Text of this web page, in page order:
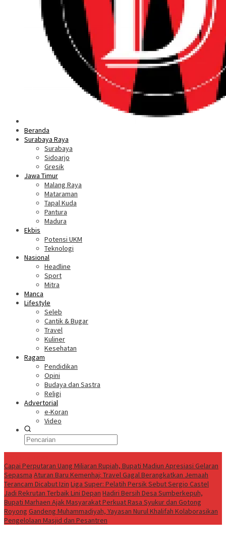
Beranda
Surabaya Raya
Surabaya
Sidoarjo
Gresik
Jawa Timur
Malang Raya
Mataraman
Tapal Kuda
Pantura
Madura
Ekbis
Potensi UKM
Teknologi
Nasional
Headline
Sport
Mitra
Manca
Lifestyle
Seleb
Cantik & Bugar
Travel
Kuliner
Kesehatan
Ragam
Pendidikan
Opini
Budaya dan Sastra
Religi
Advertorial
e-Koran
Video
Capai Perputaran Uang Miliaran Rupiah, Bupati Madiun Apresiasi Gelaran
Sepasma Aturan Baru Kemenhaj: Travel Gagal Berangkatkan Jemaah
Terancam Dicabut Izin Liga Super: Pelatih Persik Sebut Sergio Castel
Jadi Rekrutan Terbaik Lini Depan Hadiri Bersih Desa Sumberkepuh,
Bupati Marhaen Ajak Masyarakat Perkuat Rasa Syukur dan Gotong
Royong Gandeng Muhammadiyah, Yayasan Nurul Khalifah Kolaborasikan
Pengelolaan Masjid dan Pesantren